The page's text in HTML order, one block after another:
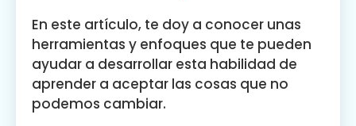
En este artículo, te doy a conocer unas
herramientas y enfoques que te pueden
ayudar a desarrollar esta habilidad de
aprender a aceptar las cosas que no
podemos cambiar.